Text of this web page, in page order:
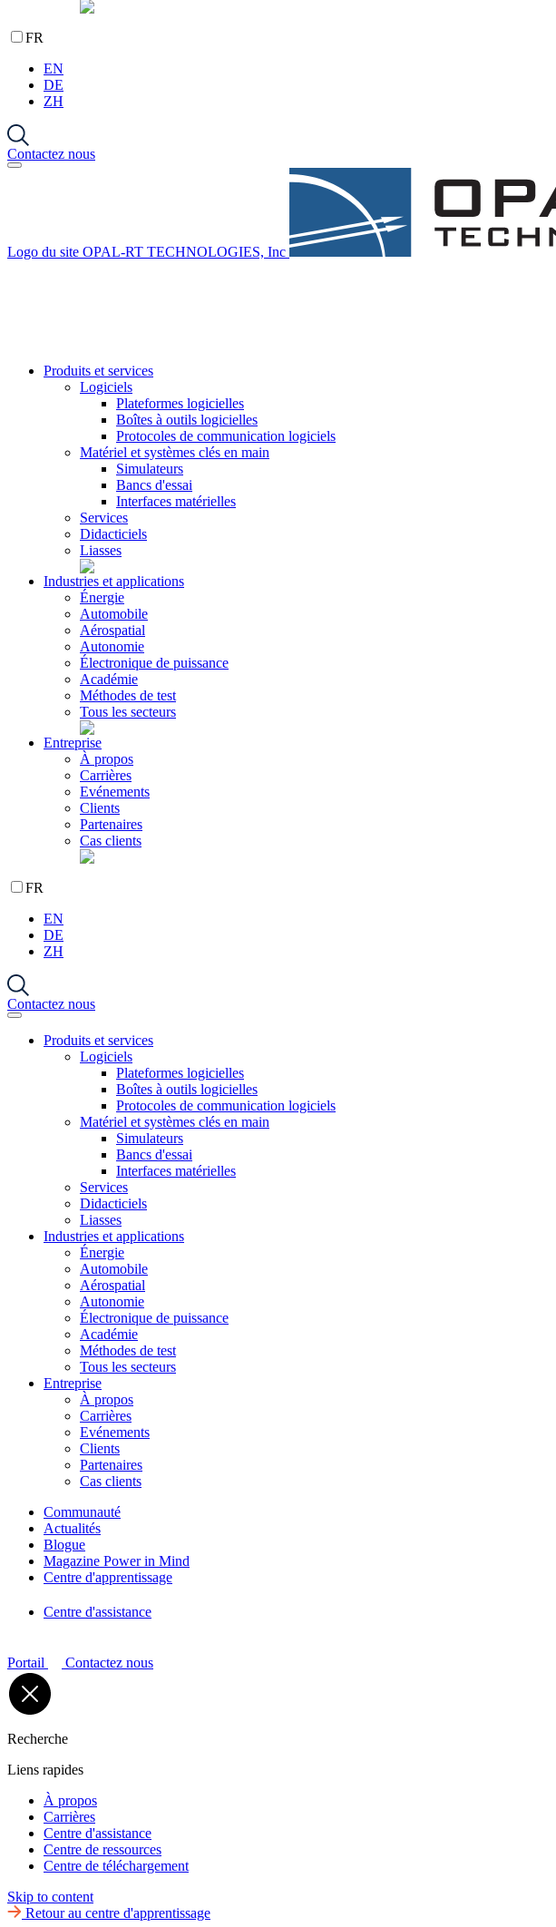
FR
EN
DE
ZH
Contactez nous
Logo du site OPAL-RT TECHNOLOGIES, Inc
Produits et services
Logiciels
Plateformes logicielles
Boîtes à outils logicielles
Protocoles de communication logiciels
Matériel et systèmes clés en main
Simulateurs
Bancs d'essai
Interfaces matérielles
Services
Didacticiels
Liasses
Industries et applications
Énergie
Automobile
Aérospatial
Autonomie
Électronique de puissance
Académie
Méthodes de test
Tous les secteurs
Entreprise
À propos
Carrières
Evénements
Clients
Partenaires
Cas clients
FR
EN
DE
ZH
Contactez nous
Produits et services
Logiciels
Plateformes logicielles
Boîtes à outils logicielles
Protocoles de communication logiciels
Matériel et systèmes clés en main
Simulateurs
Bancs d'essai
Interfaces matérielles
Services
Didacticiels
Liasses
Industries et applications
Énergie
Automobile
Aérospatial
Autonomie
Électronique de puissance
Académie
Méthodes de test
Tous les secteurs
Entreprise
À propos
Carrières
Evénements
Clients
Partenaires
Cas clients
Communauté
Actualités
Blogue
Magazine Power in Mind
Centre d'apprentissage
Centre d'assistance
Portail Contactez nous
Recherche
Liens rapides
À propos
Carrières
Centre d'assistance
Centre de ressources
Centre de téléchargement
Skip to content
Retour au centre d'apprentissage